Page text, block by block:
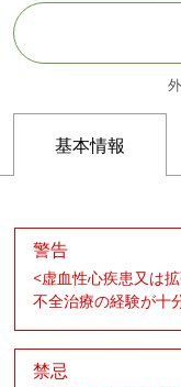
基本情報
警告
<虚血性心疾患又は
不全治療の経験が十
禁忌